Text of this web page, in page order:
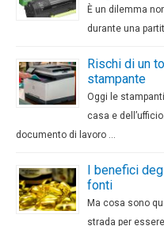
È un dilemma
durante una
Rischi di un
stampante
Oggi le
casa e
documento di lavoro …
I benefici
fonti
Ma cosa sono
strada per